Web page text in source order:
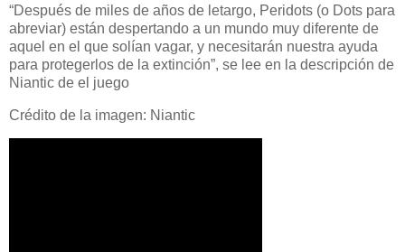
“Después de miles de años de letargo, Peridots (o Dots para
abreviar) están despertando a un mundo muy diferente de
aquel en el que solían vagar, y necesitarán nuestra ayuda
para protegerlos de la extinción”, se lee en la descripción de
Niantic de el juego
Crédito de la imagen: Niantic